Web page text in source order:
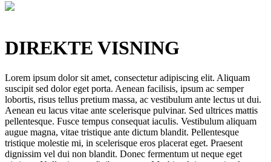
DIREKTE VISNING
Lorem ipsum dolor sit amet, consectetur adipiscing elit. Aliquam
suscipit sed dolor eget porta. Aenean facilisis, ipsum ac semper
lobortis, risus tellus pretium massa, ac vestibulum ante lectus ut dui.
Aenean eu lacus vitae ante scelerisque pulvinar. Sed ultrices mattis
pellentesque. Fusce tempus consequat iaculis. Vestibulum aliquam
augue magna, vitae tristique ante dictum blandit. Pellentesque
tristique molestie mi, in scelerisque eros placerat eget. Praesent
dignissim vel dui non blandit. Donec fermentum ut neque eget